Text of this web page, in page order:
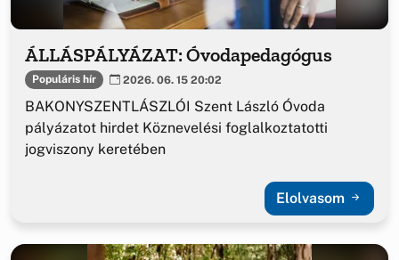
ÁLLÁSPÁLYÁZAT: Óvodapedagógus
Populáris hír 2026. 06. 15 20:02
BAKONYSZENTLÁSZLÓI Szent László Óvoda
pályázatot hirdet Köznevelési foglalkoztatotti
jogviszony keretében
Elolvasom